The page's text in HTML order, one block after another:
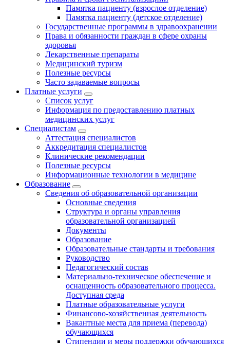
Памятка пациенту (взрослое отделение)
Памятка пациенту (детское отделение)
Государственные программы в здравоохранении
Права и обязанности граждан в сфере охраны
здоровья
Лекарственные препараты
Медицинский туризм
Полезные ресурсы
Часто задаваемые вопросы
Платные услуги
Список услуг
Информация по предоставлению платных
медицинских услуг
Специалистам
Аттестация специалистов
Аккредитация специалистов
Клинические рекомендации
Полезные ресурсы
Информационные технологии в медицине
Образование
Сведения об образовательной организации
Основные сведения
Структура и органы управления
образовательной организацией
Документы
Образование
Образовательные стандарты и требования
Руководство
Педагогический состав
Материально-техническое обеспечение и
оснащенность образовательного процесса.
Доступная среда
Платные образовательные услуги
Финансово-хозяйственная деятельность
Вакантные места для приема (перевода)
обучающихся
Стипендии и меры поддержки обучающихся